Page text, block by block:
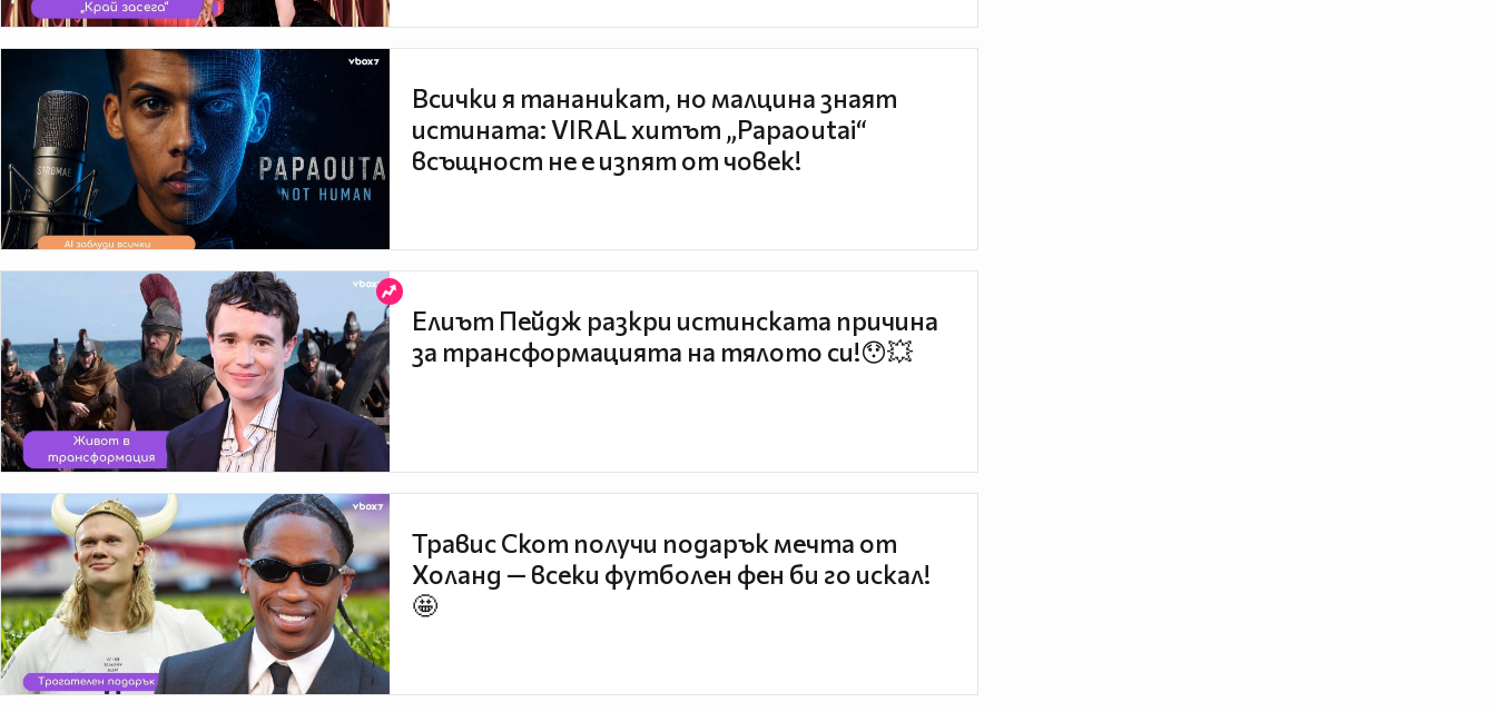
Всички я тананикат, но малцина знаят
истината: VIRAL хитът „Papaoutai“
всъщност не е изпят от човек!
Елиът Пейдж разкри истинската причина
за трансформацията на тялото си!😯💥
Травис Скот получи подарък мечта от
Холанд — всеки футболен фен би го искал!
🤩